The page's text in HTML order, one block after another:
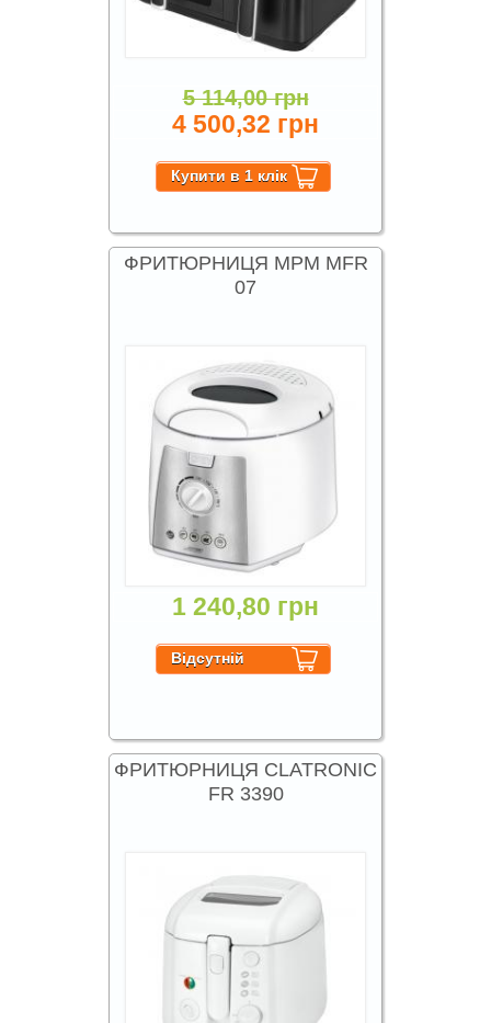
5 114,00 грн
4 500,32 грн
ФРИТЮРНИЦЯ MPM MFR
07
1 240,80 грн
ФРИТЮРНИЦЯ CLATRONIC
FR 3390